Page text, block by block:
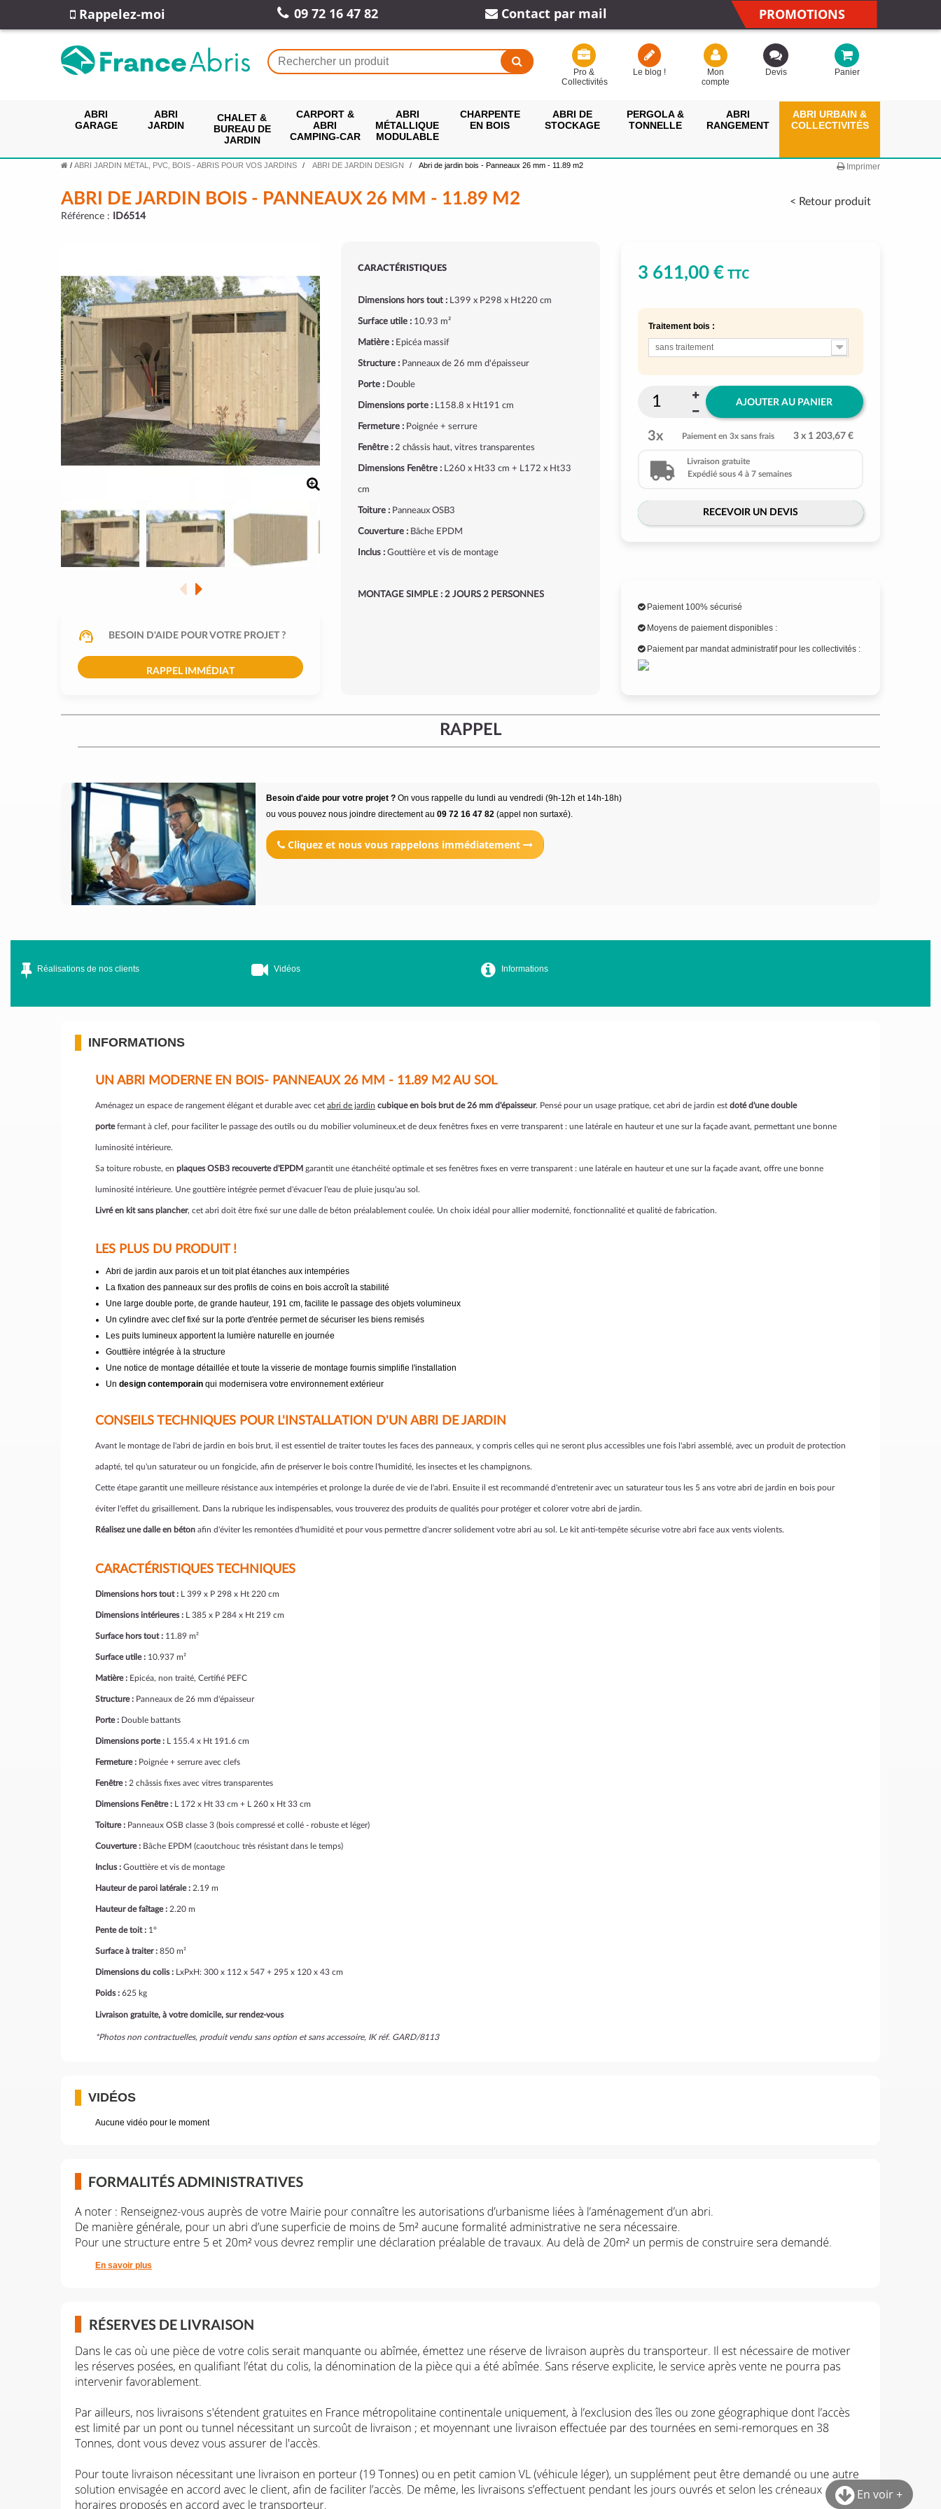
Rappelez-moi 09 72 16 47 82 Contact par mail PROMOTIONS
Pro &
Collectivités
Le blog !
Mon
compte
Devis Panier
ABRI
GARAGE
ABRI
JARDIN
CHALET &
BUREAU DE
JARDIN
CARPORT &
ABRI
CAMPING-CAR
ABRI
MÉTALLIQUE
MODULABLE
CHARPENTE
EN BOIS
ABRI DE
STOCKAGE
PERGOLA &
TONNELLE
ABRI
RANGEMENT
ABRI URBAIN &
COLLECTIVITÉS
/ ABRI JARDIN MÉTAL, PVC, BOIS - ABRIS POUR VOS JARDINS ABRI DE JARDIN DESIGN Abri de jardin bois - Panneaux 26 mm - 11.89 m2 Imprimer
< Retour produit
ABRI DE JARDIN BOIS - PANNEAUX 26 MM - 11.89 M2
Référence : ID6514
BESOIN D'AIDE POUR VOTRE PROJET ?
RAPPEL IMMÉDIAT
CARACTÉRISTIQUES
Dimensions hors tout :L399 x P298 x Ht220 cm
Surface utile :10.93 m²
Matière :Epicéa massif
Structure :Panneaux de 26 mm d'épaisseur
Porte :Double
Dimensions porte :L158.8 x Ht191 cm
Fermeture :Poignée + serrure
Fenêtre :2 châssis haut, vitres transparentes
Dimensions Fenêtre :L260 x Ht33 cm + L172 x Ht33
cm
Toiture : Panneaux OSB3
Couverture : Bâche EPDM
Inclus :Gouttière et vis de montage
MONTAGE SIMPLE : 2 JOURS 2 PERSONNES
3 611,00 €TTC
Traitement bois :
sans traitement
AJOUTER AU PANIER
3x Paiement en 3x sans frais 3 x 1 203,67 €
Livraison gratuite
Expédié sous 4 à 7 semaines
RECEVOIR UN DEVIS
Paiement 100% sécurisé
Moyens de paiement disponibles :
Paiement par mandat administratif pour les collectivités :
RAPPEL
Besoin d'aide pour votre projet ?On vous rappelle du lundi au vendredi (9h-12h et 14h-18h)
ou vous pouvez nous joindre directement au 09 72 16 47 82(appel non surtaxé).
Cliquez et nous vous rappelons immédiatement
En voir +
Réalisations de nos clients Vidéos Informations
INFORMATIONS
UN ABRI MODERNE EN BOIS- PANNEAUX 26 MM - 11.89 M2 AU SOL
Aménagez un espace de rangement élégant et durable avec cet abri de jardin cubique en bois brut de 26 mm d'épaisseur. Pensé pour un usage pratique, cet abri de jardin est doté d'une double
portefermant à clef, pour faciliter le passage des outils ou du mobilier volumineux.et de deux fenêtres fixes en verre transparent : une latérale en hauteur et une sur la façade avant, permettant une bonne
luminosité intérieure.
Sa toiture robuste, en plaques OSB3 recouverte d'EPDM garantit une étanchéité optimale et ses fenêtres fixes en verre transparent : une latérale en hauteur et une sur la façade avant, offre une bonne
luminosité intérieure. Une gouttière intégrée permet d'évacuer l'eau de pluie jusqu'au sol.
Livré en kit sans plancher, cet abri doit être fixé sur une dalle de béton préalablement coulée. Un choix idéal pour allier modernité, fonctionnalité et qualité de fabrication.
LES PLUS DU PRODUIT !
Abri de jardin aux parois et un toit plat étanches aux intempéries
La fixation des panneaux sur des profils de coins en bois accroît la stabilité
Une large double porte, de grande hauteur, 191 cm, facilite le passage des objets volumineux
Un cylindre avec clef fixé sur la porte d'entrée permet de sécuriser les biens remisés
Les puits lumineux apportent la lumière naturelle en journée
Gouttière intégrée à la structure
Une notice de montage détaillée et toute la visserie de montage fournis simplifie l'installation
Un design contemporain qui modernisera votre environnement extérieur
CONSEILS TECHNIQUES POUR L'INSTALLATION D'UN ABRI DE JARDIN
Avant le montage de l'abri de jardin en bois brut, il est essentiel de traiter toutes les faces des panneaux, y compris celles qui ne seront plus accessibles une fois l'abri assemblé, avec un produit de protection
adapté, tel qu'un saturateur ou un fongicide, afin de préserver le bois contre l'humidité, les insectes et les champignons.
Cette étape garantit une meilleure résistance aux intempéries et prolonge la durée de vie de l'abri. Ensuite il est recommandé d'entretenir avec un saturateur tous les 5 ans votre abri de jardin en bois pour
éviter l'effet du grisaillement. Dans la rubrique les indispensables, vous trouverez des produits de qualités pour protéger et colorer votre abri de jardin.
Réalisez une dalle en béton afin d'éviter les remontées d'humidité et pour vous permettre d'ancrer solidement votre abri au sol. Le kit anti-tempête sécurise votre abri face aux vents violents.
CARACTÉRISTIQUES TECHNIQUES
Dimensions hors tout : L 399 x P 298 x Ht 220 cm
Dimensions intérieures : L 385 x P 284 x Ht 219 cm
Surface hors tout : 11.89 m²
Surface utile : 10.937 m²
Matière : Epicéa, non traité, Certifié PEFC
Structure : Panneaux de 26 mm d'épaisseur
Porte : Double battants
Dimensions porte : L 155.4 x Ht 191.6 cm
Fermeture : Poignée + serrure avec clefs
Fenêtre : 2 châssis fixes avec vitres transparentes
Dimensions Fenêtre : L 172 x Ht 33 cm + L 260 x Ht 33 cm
Toiture : Panneaux OSB classe 3 (bois compressé et collé - robuste et léger)
Couverture : Bâche EPDM (caoutchouc très résistant dans le temps)
Inclus : Gouttière et vis de montage
Hauteur de paroi latérale : 2.19 m
Hauteur de faîtage : 2.20 m
Pente de toit : 1°
Surface à traiter : 850 m²
Dimensions du colis : LxPxH: 300 x 112 x 547 + 295 x 120 x 43 cm
Poids : 625 kg
Livraison gratuite, à votre domicile, sur rendez-vous
*Photos non contractuelles, produit vendu sans option et sans accessoire, IK réf. GARD/8113
VIDÉOS
Aucune vidéo pour le moment
En savoir plus